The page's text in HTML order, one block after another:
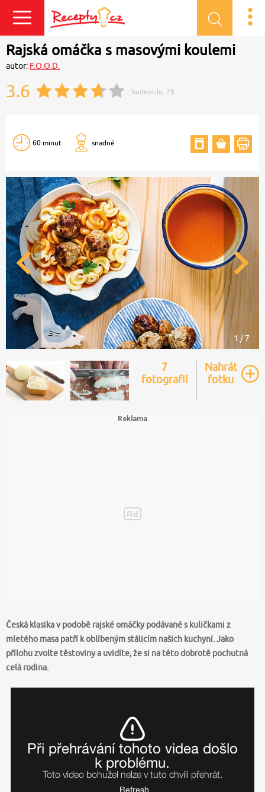
Přihlásit se
Rajská omáčka s masovými koulemi
autor: F.O.O.D.
3.6 hodnotilo: 28
60 minut snadné
1 / 7
7
fotografií
Nahrát
fotku
Česká klasika v podobě rajské omáčky podávané s kuličkami z
mletého masa patří k oblíbeným stálicím našich kuchyní. Jako
přílohu zvolte těstoviny a uvidíte, že si na této dobrotě pochutná
celá rodina.